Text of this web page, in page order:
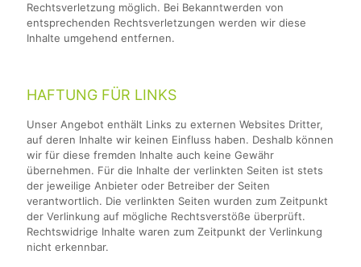
Rechtsverletzung möglich. Bei Bekanntwerden von
entsprechenden Rechtsverletzungen werden wir diese
Inhalte umgehend entfernen.
HAFTUNG FÜR LINKS
Unser Angebot enthält Links zu externen Websites Dritter,
auf deren Inhalte wir keinen Einfluss haben. Deshalb können
wir für diese fremden Inhalte auch keine Gewähr
übernehmen. Für die Inhalte der verlinkten Seiten ist stets
der jeweilige Anbieter oder Betreiber der Seiten
verantwortlich. Die verlinkten Seiten wurden zum Zeitpunkt
der Verlinkung auf mögliche Rechtsverstöße überprüft.
Rechtswidrige Inhalte waren zum Zeitpunkt der Verlinkung
nicht erkennbar.